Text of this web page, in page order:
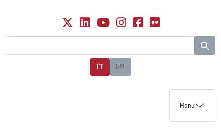
IT EN
Menu